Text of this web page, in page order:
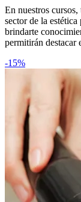
En nuestros
sector de la
brindarte
permitirán destacar
-15%